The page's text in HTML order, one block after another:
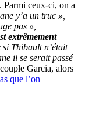
Parmi ceux-ci, on a
y’a un truc »
pas »,
extrêmement
si Thibaultn’était
il se serait passé
Garcia, alors
que l’on